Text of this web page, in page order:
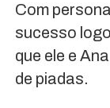
Com
sucesso
que ele e
de piadas.